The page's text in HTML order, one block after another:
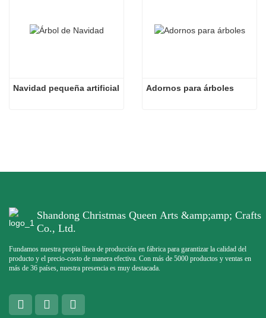
Navidad pequeña artificial Adornos para árboles
Shandong Christmas Queen Arts &amp;amp; Crafts
Co., Ltd.
Fundamos nuestra propia línea de producción en fábrica para garantizar la calidad del
producto y el precio-costo de manera efectiva. Con más de 5000 productos y ventas en
más de 36 países, nuestra presencia es muy destacada.